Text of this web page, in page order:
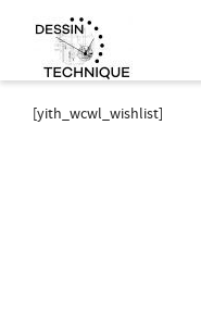
[yith_wcwl_wishlist]